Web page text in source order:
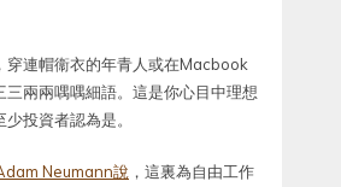
穿連帽衞衣的年青人或在Macbook
三兩兩喁喁細語。這是你心目中理想
投資者認為是。
Neumann說 ，這裏為自由工作